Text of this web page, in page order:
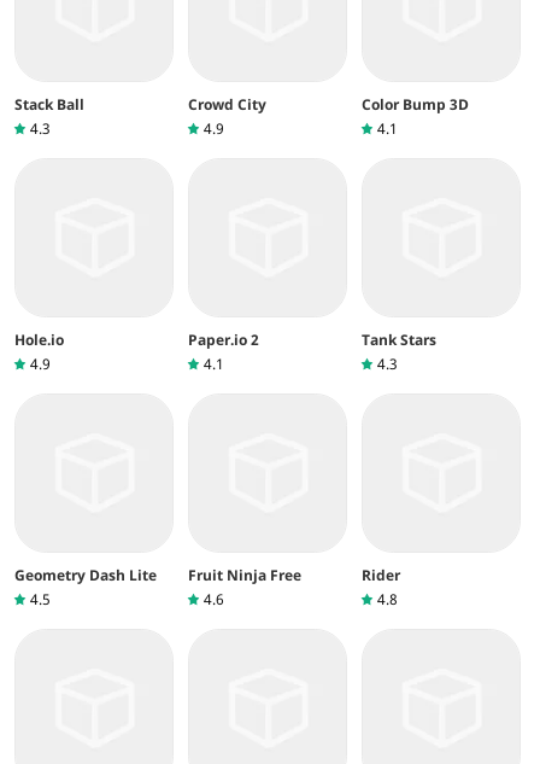
Stack Ball
4.3
Crowd City
4.9
Color Bump 3D
4.1
Hole.io
4.9
Paper.io 2
4.1
Tank Stars
4.3
Geometry Dash Lite
4.5
Fruit Ninja Free
4.6
Rider
4.8